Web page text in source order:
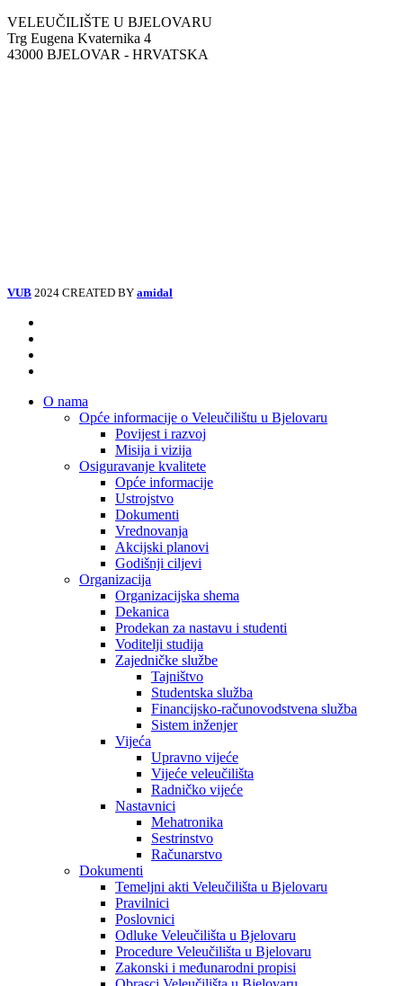
VELEUČILIŠTE U BJELOVARU
Trg Eugena Kvaternika 4
43000 BJELOVAR - HRVATSKA
VUB 2024 CREATED BY amidal
Close
O nama
Opće informacije o Veleučilištu u Bjelovaru
Povijest i razvoj
Misija i vizija
Osiguravanje kvalitete
Opće informacije
Ustrojstvo
Dokumenti
Vrednovanja
Akcijski planovi
Godišnji ciljevi
Organizacija
Organizacijska shema
Dekanica
Prodekan za nastavu i studenti
Voditelji studija
Zajedničke službe
Tajništvo
Studentska služba
Financijsko-računovodstvena služba
Sistem inženjer
Vijeća
Upravno vijeće
Vijeće veleučilišta
Radničko vijeće
Nastavnici
Mehatronika
Sestrinstvo
Računarstvo
Dokumenti
Temeljni akti Veleučilišta u Bjelovaru
Pravilnici
Poslovnici
Odluke Veleučilišta u Bjelovaru
Procedure Veleučilišta u Bjelovaru
Zakonski i međunarodni propisi